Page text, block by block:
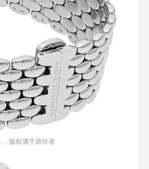
版权属于原作者